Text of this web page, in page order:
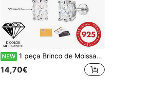
NEW 1 peça Brinco de Moissanite, Joia de Moissanite Requintada em Prata de Lei 925 Unissexo, Presente de Casamento & Noivado para Ela, Cor D Corte Redondo VVS1
14,70€